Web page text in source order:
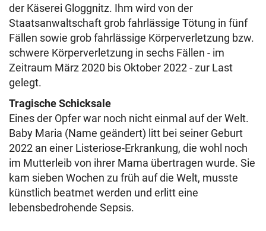
der Käserei Gloggnitz. Ihm wird von der
Staatsanwaltschaft grob fahrlässige Tötung in fünf
Fällen sowie grob fahrlässige Körperverletzung bzw.
schwere Körperverletzung in sechs Fällen - im
Zeitraum März 2020 bis Oktober 2022 - zur Last
gelegt.
Tragische Schicksale
Eines der Opfer war noch nicht einmal auf der Welt.
Baby Maria (Name geändert) litt bei seiner Geburt
2022 an einer Listeriose-Erkrankung, die wohl noch
im Mutterleib von ihrer Mama übertragen wurde. Sie
kam sieben Wochen zu früh auf die Welt, musste
künstlich beatmet werden und erlitt eine
lebensbedrohende Sepsis.